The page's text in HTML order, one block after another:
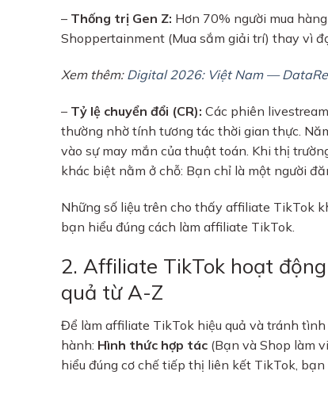
– Thống trị Gen Z: Hơn 70% người mua
Shoppertainment (Mua sắm giải trí) thay vì
Xem thêm: Digital 2026: Việt Nam —
– Tỷ lệ chuyển đổi (CR): Các phiên
thường nhờ tính tương tác thời gian thực.
vào sự may mắn của thuật toán. Khi thị
khác biệt nằm ở chỗ: Bạn chỉ là một người
Những số liệu trên cho thấy affiliate TikTok
bạn hiểu đúng cách làm affiliate TikTok.
2. Affiliate TikTok hoạt
quả từ A-Z
Để làm affiliate TikTok hiệu quả và tránh
hành: Hình thức hợp tác (Bạn và Shop làm
hiểu đúng cơ chế tiếp thị liên kết TikTok,